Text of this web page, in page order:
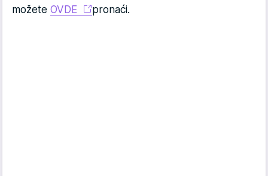
možete OVDE pronaći.